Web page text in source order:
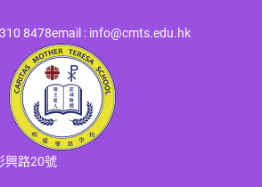
8478email : info@cmts.edu.hk
興路20號